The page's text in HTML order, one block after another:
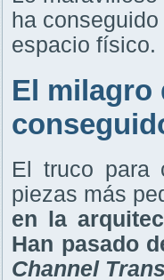
ha
espacio físico.
El milagro
El truco para
piezas más
en la
Han pasado
Channel